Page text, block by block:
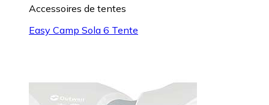
Accessoires de tentes
Easy Camp Sola 6 Tente